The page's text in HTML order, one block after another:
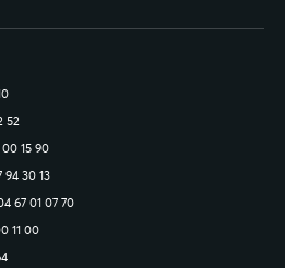
52
15 90
94 30 13
67 01 07 70
11 00